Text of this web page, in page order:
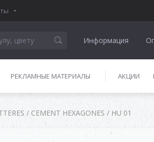
Информация
РЕКЛАМНЫЕ МАТЕРИАЛЫ АКЦИИ
/ CEMENT HEXAGONES / HU 01